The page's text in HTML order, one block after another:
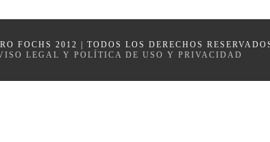
FOCHS 2012 | TODOS LOS DERECHOS
LEGAL Y POLÍTICA DE USO Y PRIVACIDAD